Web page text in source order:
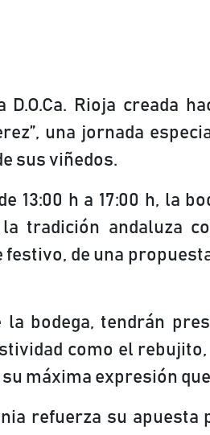
D.O.Ca. Rioja creada
una jornada
sus viñedos.
13:00 h a 17:00 h, la
tradición andaluza
de una
la bodega, tendrán
como el
su máxima expresión
refuerza su